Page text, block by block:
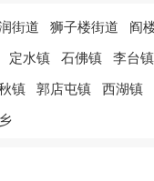
街道 狮子楼街道 阎
定水镇 石佛镇 李台镇
镇 郭店屯镇 西湖镇